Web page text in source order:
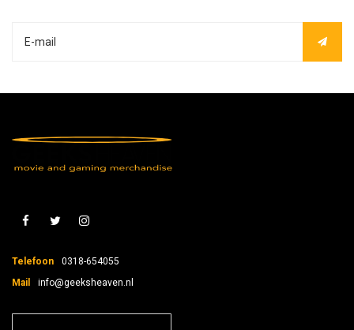
Telefoon
0318-654055
Mail
info@geeksheaven.nl